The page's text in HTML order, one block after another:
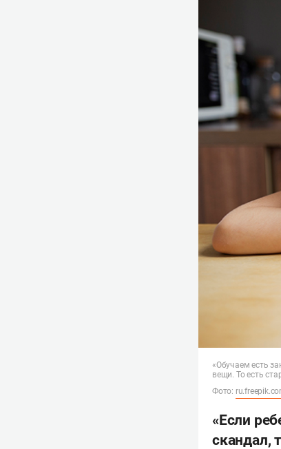
«Обучаем есть
вещи. То есть
Фото:
«Если
скандал,